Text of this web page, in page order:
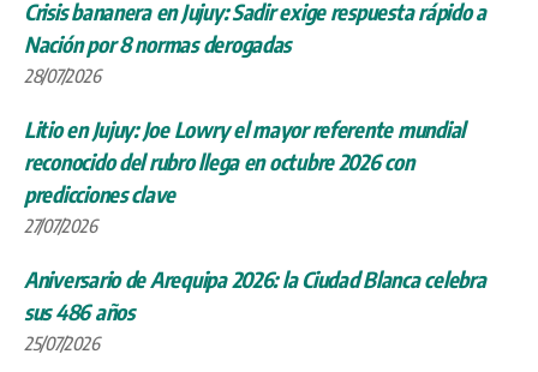
Crisis bananera en Jujuy: Sadir exige respuesta rápido a
Nación por 8 normas derogadas
28/07/2026
Litio en Jujuy: Joe Lowry el mayor referente mundial
reconocido del rubro llega en octubre 2026 con
predicciones clave
27/07/2026
Aniversario de Arequipa 2026: la Ciudad Blanca celebra
sus 486 años
25/07/2026